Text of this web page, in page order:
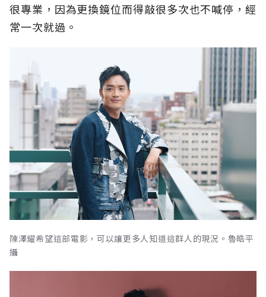
很專業，因為更換鏡位而得敲很多次也不喊停，經
常一次就過。
陳澤耀希望這部電影，可以讓更多人知道這群人的現況。魯皓平
攝